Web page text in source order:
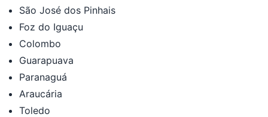
São José dos Pinhais
Foz do Iguaçu
Colombo
Guarapuava
Paranaguá
Araucária
Toledo